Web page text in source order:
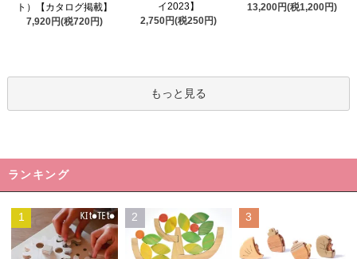
ト）【カタログ掲載】
7,920円(税720円)
イ2023】
2,750円(税250円)
13,200円(税1,200円)
もっと見る
ランキング
1 2 3